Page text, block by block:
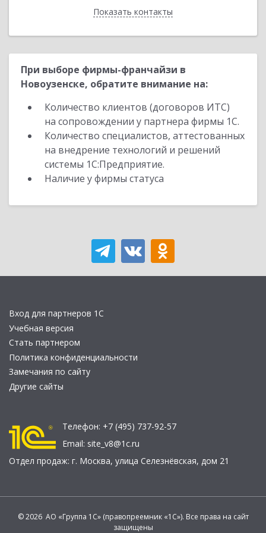
Показать контакты
Назад
При выборе фирмы-франчайзи в
Новоузенске, обратите внимание на:
Количество клиентов (договоров ИТС)
на сопровождении у партнера фирмы 1С.
Количество специалистов, аттестованных
на внедрение технологий и решений
системы 1С:Предприятие.
Наличие у фирмы статуса
Вход для партнеров 1С
Учебная версия
Стать партнером
Политика конфиденциальности
Замечания по сайту
Другие сайты
Телефон: +7 (495) 737-92-57
Email: site_v8@1c.ru
Отдел продаж: г. Москва, улица Селезнёвская, дом 21
© 2026 АО «Группа 1С» (правопреемник «1С»). Все права на сайт
защищены